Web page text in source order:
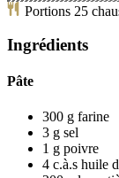
Portions 25
Ingrédients
Pâte
300 g farine
3 g sel
1 g poivre
4 c.à.s huile